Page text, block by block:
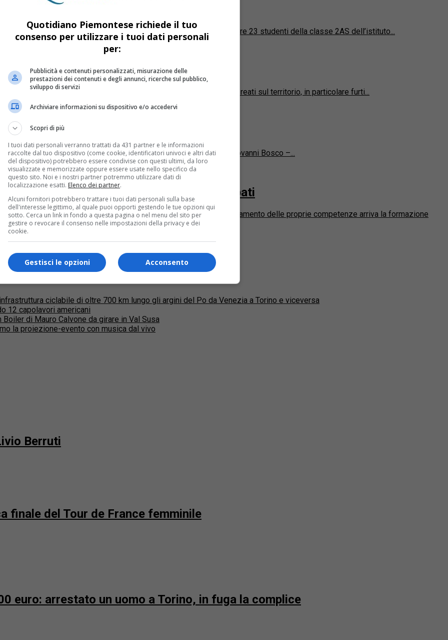
tra i banchi di scuola
in pronto soccorso? Alla domanda hanno provato a rispondere 23 studenti della classe 2AS dell’istituto...
mese
in atto di recente come nuovo dispositivo di prevenzione dei reati sul territorio, in particolare furti...
Santi e vini”
don Bosco, “Terra di Santi e di vini” – qui è nato, infatti San Giovanni Bosco –...
la formazione professionale dei disoccupati
non da assumere. Magra consolazione, ma in aiuto all’aggiornamento delle proprie competenze arriva la formazione
ciclabile di oltre 700 km lungo gli argini del Po da Venezia a Torino e viceversa
12 capolavori americani
di Mauro Calvone da girare in Val Susa
la proiezione-evento con musica dal vivo
Berruti
finale del Tour de France femminile
euro: arrestato un uomo a Torino, in fuga la complice
Quotidiano Piemontese richiede il tuo
consenso per utilizzare i tuoi dati personali
per:
Pubblicità e contenuti personalizzati, misurazione delle
prestazioni dei contenuti e degli annunci, ricerche sul pubblico,
sviluppo di servizi
Archiviare informazioni su dispositivo e/o accedervi
Scopri di più
I tuoi dati personali verranno trattati da 431 partner e le informazioni
raccolte dal tuo dispositivo (come cookie, identificatori univoci e altri dati
del dispositivo) potrebbero essere condivise con questi ultimi, da loro
visualizzate e memorizzate oppure essere usate nello specifico da
questo sito. Noi e i nostri partner potremmo utilizzare dati di
localizzazione esatti. Elenco dei partner.
Alcuni fornitori potrebbero trattare i tuoi dati personali sulla base
dell'interesse legittimo, al quale puoi opporti gestendo le tue opzioni qui
sotto. Cerca un link in fondo a questa pagina o nel menu del sito per
gestire o revocare il consenso nelle impostazioni della privacy e dei
cookie.
Acconsento
Gestisci le opzioni